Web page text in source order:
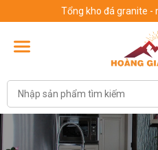
Tổng kho đá granite -